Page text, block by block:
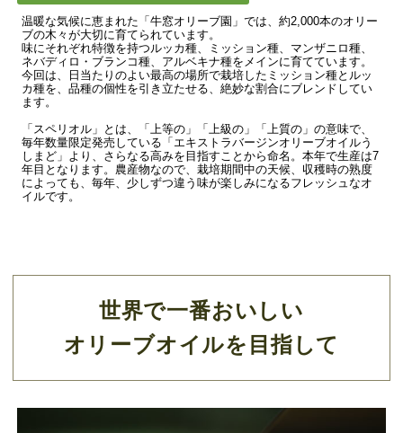
温暖な気候に恵まれた「牛窓オリーブ園」では、約2,000本のオリー
ブの木々が大切に育てられています。
味にそれぞれ特徴を持つルッカ種、ミッション種、マンザニロ種、
ネバディロ・ブランコ種、アルベキナ種をメインに育てています。
今回は、日当たりのよい最高の場所で栽培したミッション種とルッ
カ種を、品種の個性を引き立たせる、絶妙な割合にブレンドしてい
ます。
「スペリオル」とは、「上等の」「上級の」「上質の」の意味で、
毎年数量限定発売している「エキストラバージンオリーブオイルう
しまど」より、さらなる高みを目指すことから命名。本年で生産は7
年目となります。農産物なので、栽培期間中の天候、収穫時の熟度
によっても、毎年、少しずつ違う味が楽しみになるフレッシュなオ
イルです。
世界で一番おいしい
オリーブオイルを目指して